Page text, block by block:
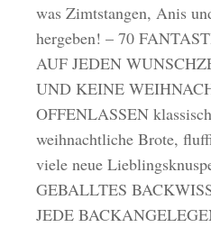
was Zimtstangen, Anis
hergeben! – 70
AUF JEDEN
UND KEINE
OFFENLASSEN
weihnachtliche Brote,
viele neue
GEBALLTES
JEDE